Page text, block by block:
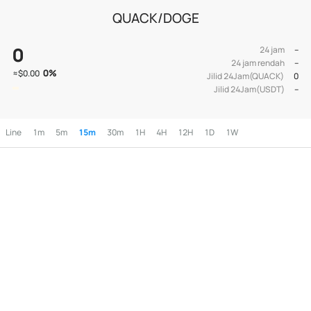
QUACK/DOGE
0
≈$0.00 0%
24 jam
--
24 jam rendah
--
Jilid 24Jam(QUACK)
0
Jilid 24Jam(USDT)
--
Line 1m 5m 15m 30m 1H 4H 12H 1D 1W